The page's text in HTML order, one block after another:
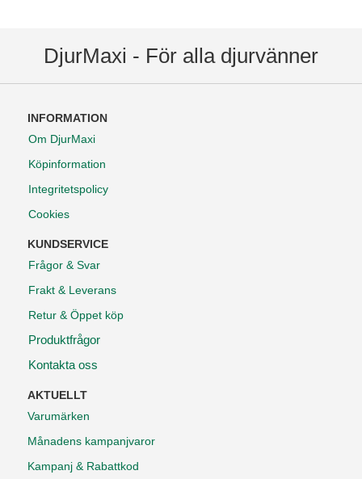
DjurMaxi - För alla djurvänner
INFORMATION
Om DjurMaxi
Köpinformation
Integritetspolicy
Cookies
KUNDSERVICE
Frågor & Svar
Frakt & Leverans
Retur & Öppet köp
Produktfrågor
Kontakta oss
AKTUELLT
Varumärken
Månadens kampanjvaror
Kampanj & Rabattkod